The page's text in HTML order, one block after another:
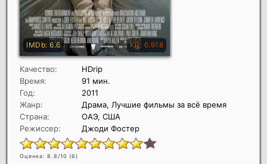
Качество:
HDrip
Время:
91 мин.
Год:
2011
Жанр:
Драма, Лучшие фильмы за всё время
Страна:
ОАЭ, США
Режиссер:
Джоди Фостер
Оценка: 8.8/10 (6)